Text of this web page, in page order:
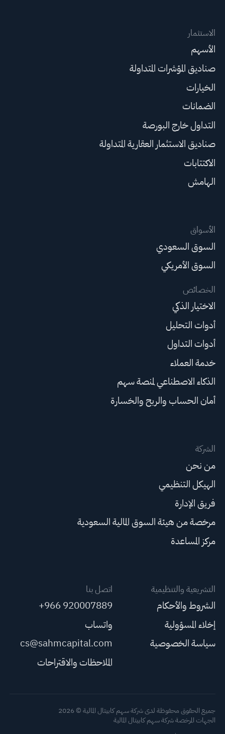
الاستثمار
الأسهم
صناديق المؤشرات المتداولة
الخيارات
الضمانات
التداول خارج البورصة
صناديق الاستثمار العقارية المتداولة
الاكتتابات
الهامش
الأسواق
السوق السعودي
السوق الأمريكي
الخصائص
الاختيار الذكي
أدوات التحليل
أدوات التداول
خدمة العملاء
الذكاء الاصطناعي لمنصة سهم
أمان الحساب والربح والخسارة
الشركة
من نحن
الهيكل التنظيمي
فريق الإدارة
مرخصة من هيئة السوق المالية السعودية
مركز المساعدة
التشريعية والتنظيمية
الشروط والأحكام
إخلاء المسؤولية
سياسة الخصوصية
اتصل بنا
+966 920007889
واتساب
cs@sahmcapital.com
الملاحظات والاقتراحات
جميع الحقوق محفوظة لدى شركة سهم كابيتال المالية © 2026
الجهات المرخصة شركة سهم كابيتال المالية